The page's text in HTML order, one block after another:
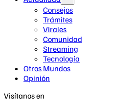
Consejos
Trámites
Virales
Comunidad
Streaming
Tecnología
Otros Mundos
Opinión
Visítanos en